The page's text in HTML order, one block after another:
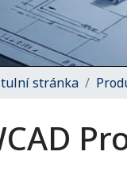
stránka